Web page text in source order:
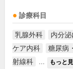
診療科目
乳腺外科 内分
ケア内科
糖尿病
射線科
もっと